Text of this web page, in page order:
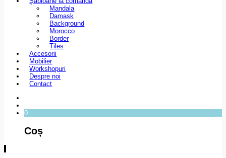
Mandala
Damask
Background
Morocco
Border
Tiles
Accesorii
Mobilier
Workshopuri
Despre noi
Contact
0
Coș